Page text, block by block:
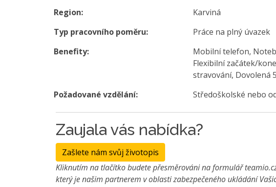
Region:
Karviná
Typ pracovního poměru:
Práce na plný úvazek
Benefity:
Mobilní telefon,
Flexibilní začátek/
stravování, Dovolená
Požadované vzdělání:
Středoškolské nebo
Zaujala vás nabídka?
Zašlete nám svůj životopis
Kliknutím na tlačítko budete přesměrováni na formulář
který je našim partnerem v oblasti zabezpečeného ukládání